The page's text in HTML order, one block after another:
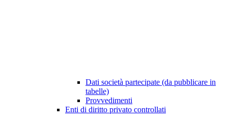
Dati società partecipate (da pubblicare in
tabelle)
Provvedimenti
Enti di diritto privato controllati